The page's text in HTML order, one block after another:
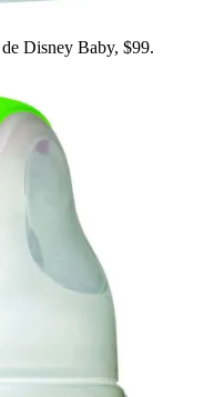
Disney Baby, $99.